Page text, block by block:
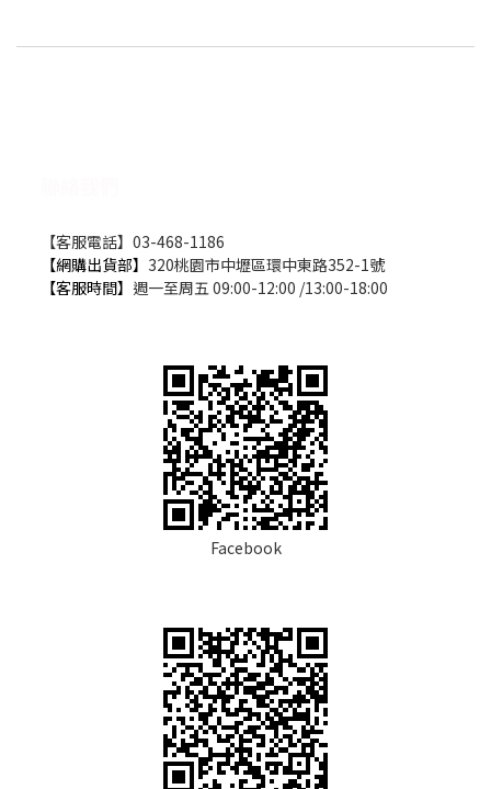
【客服電話】03-468-1186
【網購出貨部】 320桃園市中壢區環中東路352-1號
【客服時間】 週一至周五 09:00-12:00 /13:00-18:00
Facebook